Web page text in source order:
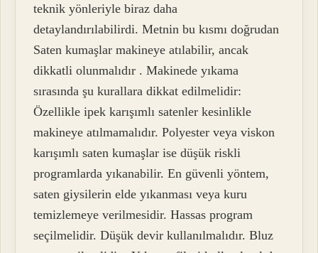
teknik yönleriyle biraz daha
detaylandırılabilirdi. Metnin bu kısmı doğrudan
Saten kumaşlar makineye atılabilir, ancak
dikkatli olunmalıdır . Makinede yıkama
sırasında şu kurallara dikkat edilmelidir:
Özellikle ipek karışımlı satenler kesinlikle
makineye atılmamalıdır. Polyester veya viskon
karışımlı saten kumaşlar ise düşük riskli
programlarda yıkanabilir. En güvenli yöntem,
saten giysilerin elde yıkanması veya kuru
temizlemeye verilmesidir. Hassas program
seçilmelidir. Düşük devir kullanılmalıdır. Bluz